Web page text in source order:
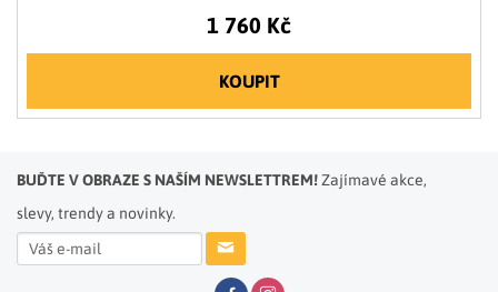
1 760 Kč
KOUPIT
BUĎTE V OBRAZE S NAŠÍM NEWSLETTREM!Zajímavé akce,
slevy, trendy a novinky.